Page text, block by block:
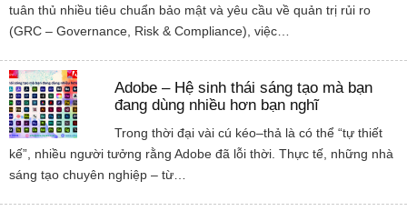
tuân thủ nhiều tiêu chuẩn bảo mật và yêu cầu về quản trị rủi ro
(GRC – Governance, Risk & Compliance), việc…
Adobe – Hệ sinh thái sáng tạo mà bạn
đang dùng nhiều hơn bạn nghĩ
Trong thời đại vài cú kéo–thả là có thể “tự thiết
kế”, nhiều người tưởng rằng Adobe đã lỗi thời. Thực tế, những nhà
sáng tạo chuyên nghiệp – từ…